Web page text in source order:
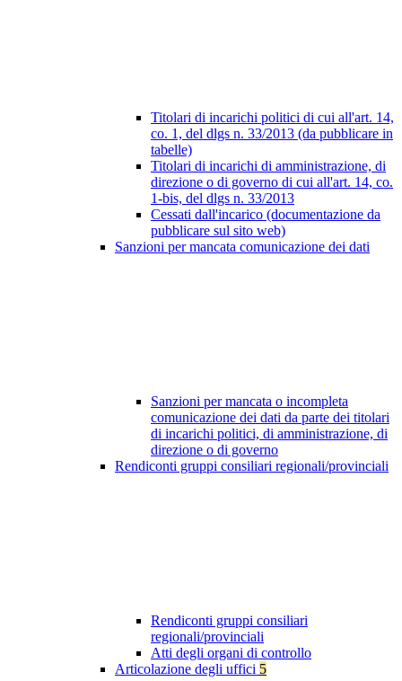
Titolari di incarichi politici di cui all'art. 14,
co. 1, del dlgs n. 33/2013 (da pubblicare in
tabelle)
Titolari di incarichi di amministrazione, di
direzione o di governo di cui all'art. 14, co.
1-bis, del dlgs n. 33/2013
Cessati dall'incarico (documentazione da
pubblicare sul sito web)
Sanzioni per mancata comunicazione dei dati
Sanzioni per mancata o incompleta
comunicazione dei dati da parte dei titolari
di incarichi politici, di amministrazione, di
direzione o di governo
Rendiconti gruppi consiliari regionali/provinciali
Rendiconti gruppi consiliari
regionali/provinciali
Atti degli organi di controllo
Articolazione degli uffici 5